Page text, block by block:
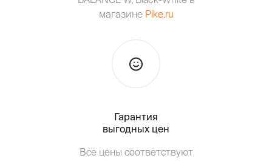
магазине Pike.ru
Гарантия
выгодных цен
Все цены соответствуют